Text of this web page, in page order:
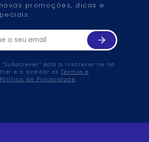
promoções, dicas e
está a inscrever-se na
e a aceitar os Termos e
Política de Privacidade.